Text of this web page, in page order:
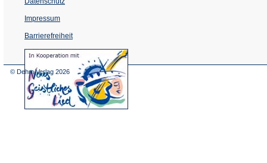
Impressum
Barrierefreiheit
(Öffnet
in
© Dehm Verlag 2026